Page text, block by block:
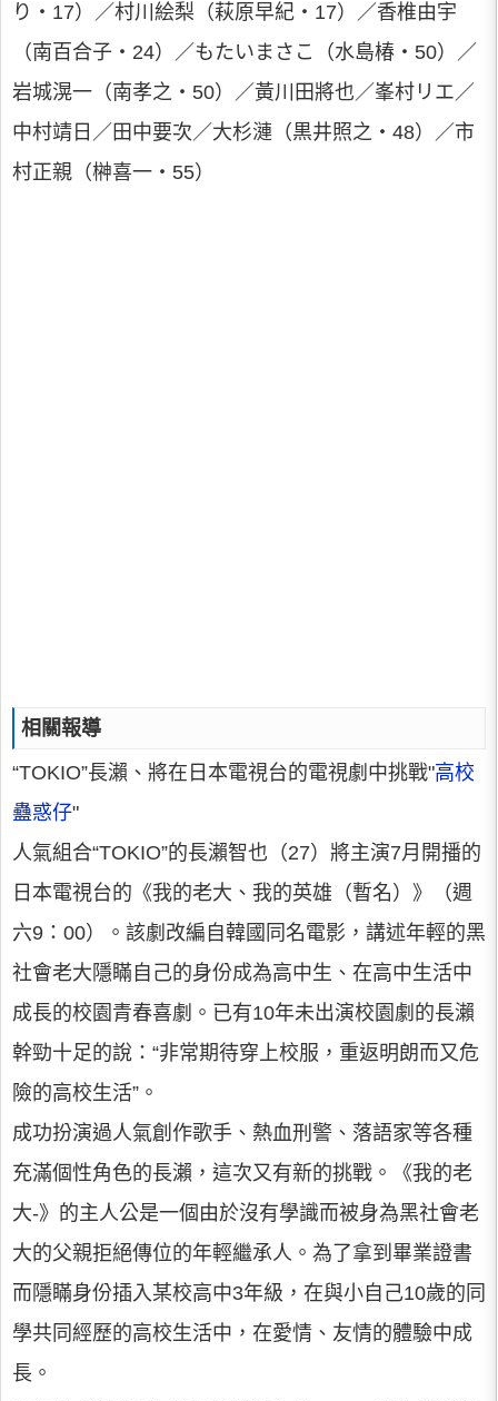
り・17）／村川絵梨（萩原早紀・17）／香椎由宇
（南百合子・24）／もたいまさこ（水島椿・50）／
岩城滉一（南孝之・50）／黃川田將也／峯村リエ／
中村靖日／田中要次／大杉漣（黒井照之・48）／市
村正親（榊喜一・55）
相關報導
“TOKIO”長瀨、將在日本電視台的電視劇中挑戰"高校
蠱惑仔"
人氣組合“TOKIO”的長瀨智也（27）將主演7月開播的
日本電視台的《我的老大、我的英雄（暫名）》（週
六9：00）。該劇改編自韓國同名電影，講述年輕的黑
社會老大隱瞞自己的身份成為高中生、在高中生活中
成長的校園青春喜劇。已有10年未出演校園劇的長瀨
幹勁十足的說：“非常期待穿上校服，重返明朗而又危
險的高校生活”。
成功扮演過人氣創作歌手、熱血刑警、落語家等各種
充滿個性角色的長瀨，這次又有新的挑戰。《我的老
大-》的主人公是一個由於沒有學識而被身為黑社會老
大的父親拒絕傳位的年輕繼承人。為了拿到畢業證書
而隱瞞身份插入某校高中3年級，在與小自己10歲的同
學共同經歷的高校生活中，在愛情、友情的體驗中成
長。